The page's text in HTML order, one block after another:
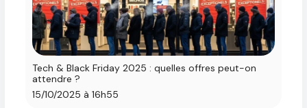
Tech & Black Friday 2025 : quelles offres peut-on
attendre ?
15/10/2025 à 16h55